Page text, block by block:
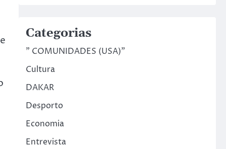
Categorias
" COMUNIDADES (USA)"
Cultura
DAKAR
Desporto
Economia
Entrevista